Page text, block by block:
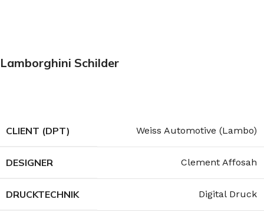
Lamborghini Schilder
CLIENT (DPT) Weiss Automotive (Lambo)
DESIGNER Clement Affosah
DRUCKTECHNIK Digital Druck